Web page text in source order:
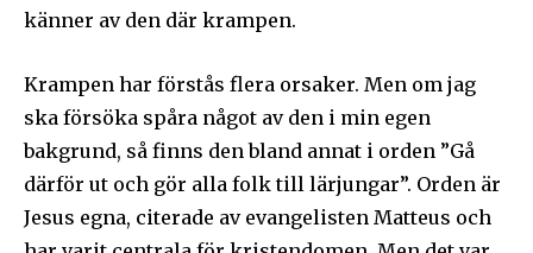
känner av den där krampen.
Krampen har förstås flera orsaker. Men om jag
ska försöka spåra något av den i min egen
bakgrund, så finns den bland annat i orden ”Gå
därför ut och gör alla folk till lärjungar”. Orden är
Jesus egna, citerade av evangelisten Matteus och